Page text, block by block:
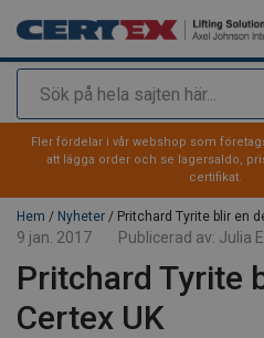
Sök
tillagd i varukorg
Fler fördelar i vår webshop som
att lägga order och se lagersaldo,
certifikat.
Hem / Nyheter / Pritchard Tyrite blir en
9 jan. 2017 Publicerad av: Julia
Pritchard Tyrite
Certex UK